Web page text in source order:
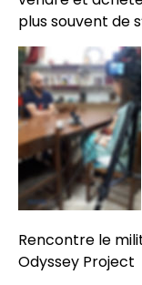
plus souvent de
Rencontre le
Odyssey Project